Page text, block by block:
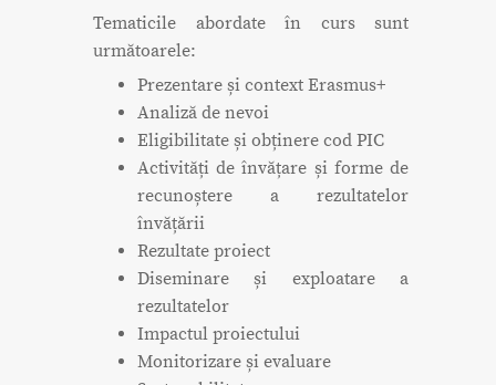
Tematicile abordate în curs sunt
următoarele:
Prezentare și context Erasmus+
Analiză de nevoi
Eligibilitate și obținere cod PIC
Activități de învățare și forme de
recunoștere a rezultatelor
învățării
Rezultate proiect
Diseminare și exploatare a
rezultatelor
Impactul proiectului
Monitorizare și evaluare